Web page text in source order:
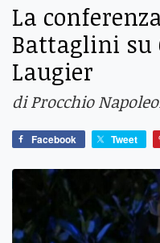
La
Battaglini su
Laugier
di Procchio
Facebook Tweet